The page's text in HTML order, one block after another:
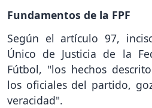
Fundamentos de la FPF
Según el artículo 97,
Único de Justicia de la
Fútbol, "los hechos
los oficiales del partido,
veracidad".